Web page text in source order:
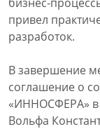
привел
разработок.
В завершение
соглашение о
«ИННОСФЕРА» в
Вольфа